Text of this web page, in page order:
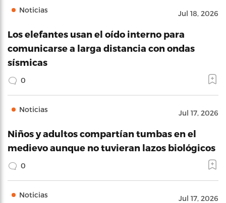
Noticias Jul 18, 2026
Los elefantes usan el oído interno para
comunicarse a larga distancia con ondas
sísmicas
0
Noticias Jul 17, 2026
Niños y adultos compartían tumbas en el
medievo aunque no tuvieran lazos biológicos
0
Noticias Jul 17, 2026